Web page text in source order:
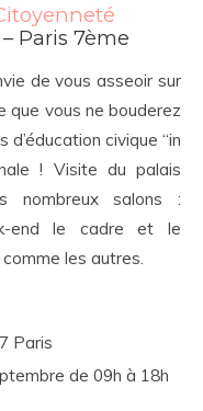
Paris 7ème
de vous asseoir sur
que vous ne bouderez
civique “in
! Visite du palais
nombreux salons :
end le cadre et le
les autres.
Paris
de 09h à 18h